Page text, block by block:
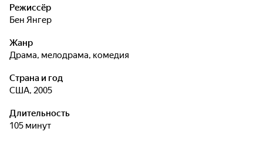
Режиссёр
Бен Янгер
Жанр
драма, мелодрама, комедия
Страна и год
США, 2005
Длительность
105 минут